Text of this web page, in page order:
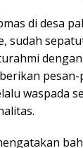
di desa
sudah
waspada